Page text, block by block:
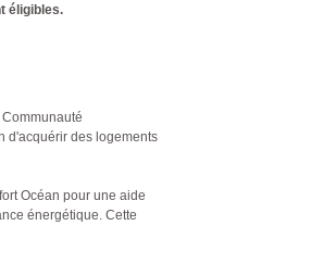
éligibles.
d'acquérir des logements
Océan pour une aide
énergétique. Cette